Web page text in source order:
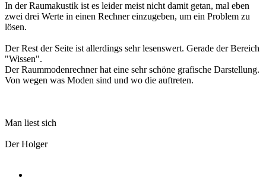
In der Raumakustik ist es leider meist nicht damit getan, mal eben
zwei drei Werte in einen Rechner einzugeben, um ein Problem zu
lösen.
Der Rest der Seite ist allerdings sehr lesenswert. Gerade der Bereich
"Wissen".
Der Raummodenrechner hat eine sehr schöne grafische Darstellung.
Von wegen was Moden sind und wo die auftreten.
Man liest sich
Der Holger